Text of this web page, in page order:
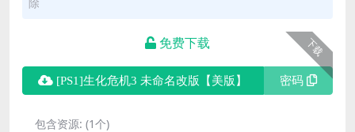
下载
免费下载
[PS1]生化危机3 未命名改版【美版】 密码
包含资源: (1个)